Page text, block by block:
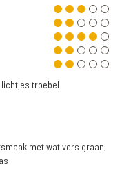
lichtjes troebel
met wat vers graan,